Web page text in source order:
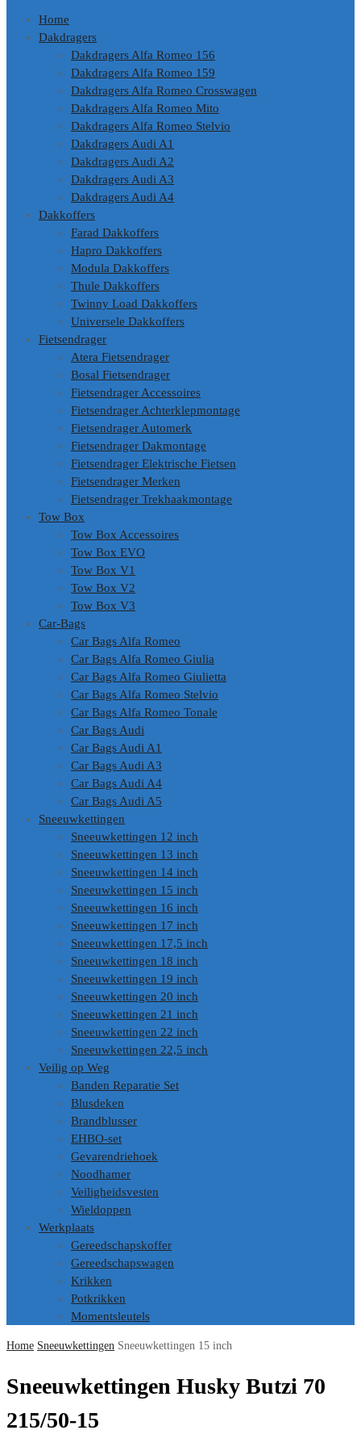
inhoudHome
Dakdragers
Dakdragers Alfa Romeo 156
Dakdragers Alfa Romeo 159
Dakdragers Alfa Romeo Crosswagen
Dakdragers Alfa Romeo Mito
Dakdragers Alfa Romeo Stelvio
Dakdragers Audi A1
Dakdragers Audi A2
Dakdragers Audi A3
Dakdragers Audi A4
Dakkoffers
Farad Dakkoffers
Hapro Dakkoffers
Modula Dakkoffers
Thule Dakkoffers
Twinny Load Dakkoffers
Universele Dakkoffers
Fietsendrager
Atera Fietsendrager
Bosal Fietsendrager
Fietsendrager Accessoires
Fietsendrager Achterklepmontage
Fietsendrager Automerk
Fietsendrager Dakmontage
Fietsendrager Elektrische Fietsen
Fietsendrager Merken
Fietsendrager Trekhaakmontage
Tow Box
Tow Box Accessoires
Tow Box EVO
Tow Box V1
Tow Box V2
Tow Box V3
Car-Bags
Car Bags Alfa Romeo
Car Bags Alfa Romeo Giulia
Car Bags Alfa Romeo Giulietta
Car Bags Alfa Romeo Stelvio
Car Bags Alfa Romeo Tonale
Car Bags Audi
Car Bags Audi A1
Car Bags Audi A3
Car Bags Audi A4
Car Bags Audi A5
Sneeuwkettingen
Sneeuwkettingen 12 inch
Sneeuwkettingen 13 inch
Sneeuwkettingen 14 inch
Sneeuwkettingen 15 inch
Sneeuwkettingen 16 inch
Sneeuwkettingen 17 inch
Sneeuwkettingen 17,5 inch
Sneeuwkettingen 18 inch
Sneeuwkettingen 19 inch
Sneeuwkettingen 20 inch
Sneeuwkettingen 21 inch
Sneeuwkettingen 22 inch
Sneeuwkettingen 22,5 inch
Veilig op Weg
Banden Reparatie Set
Blusdeken
Brandblusser
EHBO-set
Gevarendriehoek
Noodhamer
Veiligheidsvesten
Wieldoppen
Werkplaats
Gereedschapskoffer
Gereedschapswagen
Krikken
Potkrikken
Momentsleutels
Home Sneeuwkettingen Sneeuwkettingen 15 inch
Sneeuwkettingen Husky Butzi 70
215/50-15